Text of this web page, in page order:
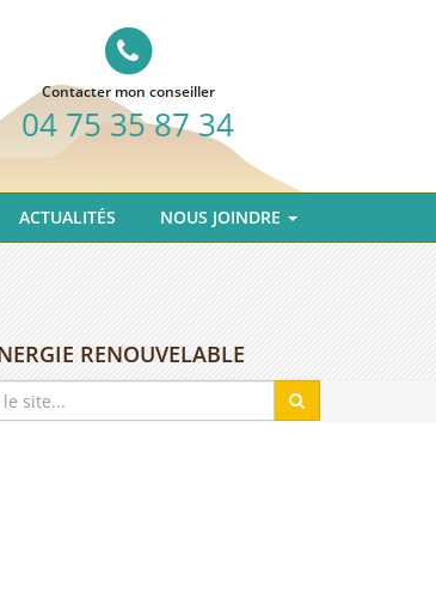
Contacter mon conseiller
04 75 35 87 34
ACTUALITÉS NOUS JOINDRE
RENOUVELABLE